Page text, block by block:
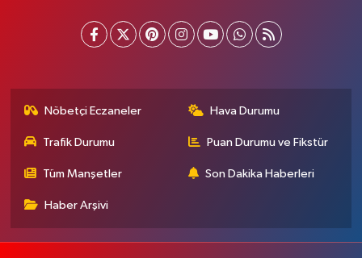
Nöbetçi Eczaneler Hava Durumu
Trafik Durumu Puan Durumu ve Fikstür
Tüm Manşetler Son Dakika Haberleri
Haber Arşivi